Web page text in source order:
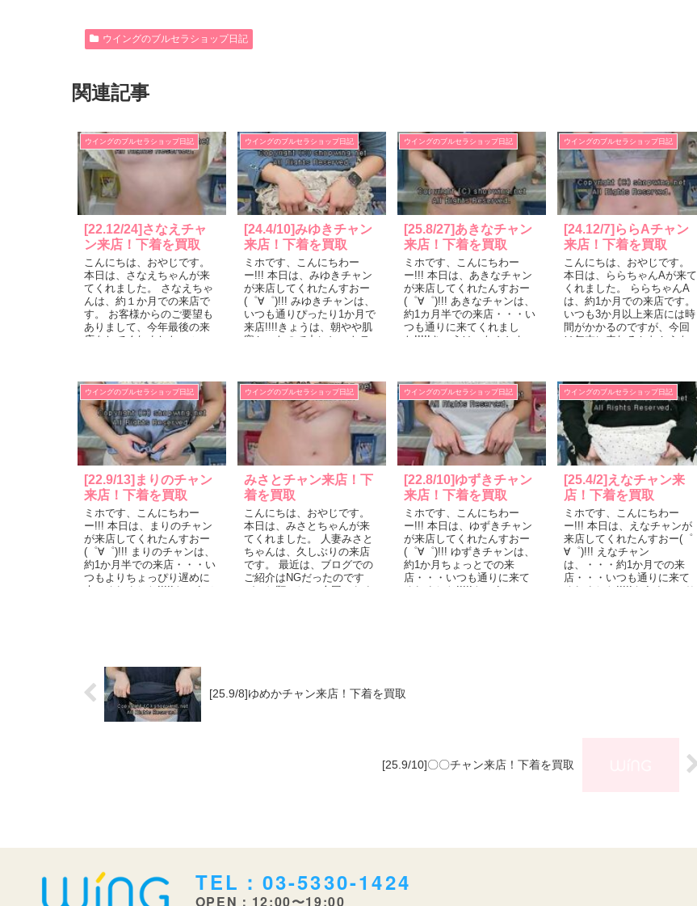
ウイングのブルセラショップ日記
関連記事
ウイングのブルセラショップ日記
[22.12/24]さなえチャ
ン来店！下着を買取
こんにちは、おやじです。
本日は、さなえちゃんが来
てくれました。 さなえちゃ
んは、約１か月での来店で
す。 お客様からのご要望も
ありまして、今年最後の来
店をしてくれました。 いつ
ウイングのブルセラショップ日記
[24.4/10]みゆきチャン
来店！下着を買取
ミホです、こんにちわー
ー!!! 本日は、みゆきチャン
が来店してくれたんすおー
(゜∀゜)!!! みゆきチャンは、
いつも通りぴったり1か月で
来店!!!!きょうは、朝やや肌
寒かったので中にヒートテ
ウイングのブルセラショップ日記
[25.8/27]あきなチャン
来店！下着を買取
ミホです、こんにちわー
ー!!! 本日は、あきなチャン
が来店してくれたんすおー
(゜∀゜)!!! あきなチャンは、
約1カ月半での来店・・・い
つも通りに来てくれまし
た!!!!!きょうは、なんとキャ
ウイングのブルセラショップ日記
[24.12/7]ららAチャン
来店！下着を買取
こんにちは、おやじです。
本日は、ららちゃんAが来て
くれました。 ららちゃんA
は、約1か月での来店です。
いつも3か月以上来店には時
間がかかるのですが、今回
は年末に来れるかわからな
ウイングのブルセラショップ日記
[22.9/13]まりのチャン
来店！下着を買取
ミホです、こんにちわー
ー!!! 本日は、まりのチャン
が来店してくれたんすおー
(゜∀゜)!!! まりのチャンは、
約1か月半での来店・・・い
つもよりちょっぴり遅めに
来てくれました!!!!!きょうは
ウイングのブルセラショップ日記
みさとチャン来店！下
着を買取
こんにちは、おやじです。
本日は、みさとちゃんが来
てくれました。 人妻みさと
ちゃんは、久しぶりの来店
です。 最近は、ブログでの
ご紹介はNGだったのです
が、お願いして 今回からま
ウイングのブルセラショップ日記
[22.8/10]ゆずきチャン
来店！下着を買取
ミホです、こんにちわー
ー!!! 本日は、ゆずきチャン
が来店してくれたんすおー
(゜∀゜)!!! ゆずきチャンは、
約1か月ちょっとでの来
店・・・いつも通りに来て
くれました!!!!!きょうは、い
ウイングのブルセラショップ日記
[25.4/2]えなチャン来
店！下着を買取
ミホです、こんにちわー
ー!!! 本日は、えなチャンが
来店してくれたんすおー(゜
∀゜)!!! えなチャン
は、・・・約1か月での来
店・・・いつも通りに来て
くれました!!!!!もうすっかり
[25.9/8]ゆめかチャン来店！下着を買取
[25.9/10]〇〇チャン来店！下着を買取
TEL：03-5330-1424
OPEN：12:00〜19:00